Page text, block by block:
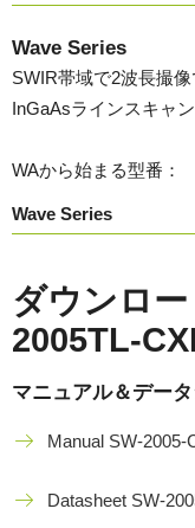
Wave Series
SWIR帯域で2波長撮
InGaAsラインスキャン
WAから始まる型番：
Wave Series
ダウンロ
2005TL-
マニュアル＆デー
Manual SW-2005-
Datasheet SW-